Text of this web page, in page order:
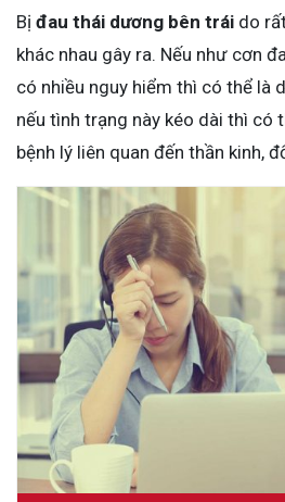
Bị đau thái dương bên trái do
khác nhau gây ra. Nếu như cơn
có nhiều nguy hiểm thì có thể là
nếu tình trạng này kéo dài thì có
bệnh lý liên quan đến thần kinh,